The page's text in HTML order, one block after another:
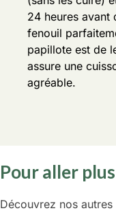
24 heures avant
fenouil
papillote est de
assure une
agréable.
Pour aller
Découvrez nos autres